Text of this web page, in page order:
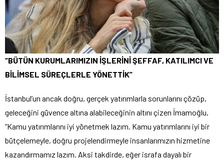
“BÜTÜN KURUMLARIMIZIN İŞLERİNİ ŞEFFAF, KATILIMCI VE
BİLİMSEL SÜREÇLERLE YÖNETTİK”
İstanbul’un ancak doğru, gerçek yatırımlarla sorunlarını çözüp,
geleceğini güvence altına alabileceğinin altını çizen İmamoğlu,
“Kamu yatırımlarını iyi yönetmek lazım. Kamu yatırımlarını iyi bir
bütçelemeyle, doğru projelendirmeyle insanlarımızın hizmetine
kazandırmamız lazım. Aksi takdirde, eğer israfa dayalı bir